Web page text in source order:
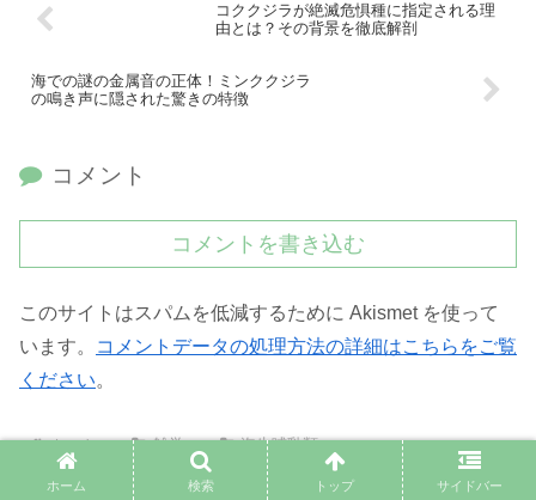
コククジラが絶滅危惧種に指定される理
由とは？その背景を徹底解剖
海での謎の金属音の正体！ミンククジラ
の鳴き声に隠された驚きの特徴
コメント
コメントを書き込む
このサイトはスパムを低減するために Akismet を使って
います。
コメントデータの処理方法の詳細はこちらをご覧
ください。
ホーム 雑学 海生哺乳類
ホーム 検索 トップ サイドバー